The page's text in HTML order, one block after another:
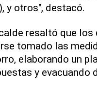
y otros", destacó.
resaltó que los
tomado las
elaborando un
y evacuando